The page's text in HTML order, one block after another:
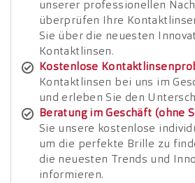
unserer professionellen
überprüfen Ihre
Sie über die neuesten
Kontaktlinsen.
Kostenlose
Kontaktlinsen bei uns im
und erleben Sie den
Beratung im Geschäft (ohne
Sie unsere kostenlose
um die perfekte Brille zu
die neuesten Trends und
informieren.